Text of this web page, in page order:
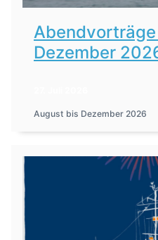
Dezember
August bis Dezember 2026